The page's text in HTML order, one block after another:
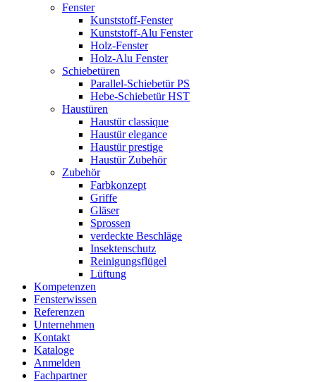
Fenster
Kunststoff-Fenster
Kunststoff-Alu Fenster
Holz-Fenster
Holz-Alu Fenster
Schiebetüren
Parallel-Schiebetür PS
Hebe-Schiebetür HST
Haustüren
Haustür classique
Haustür elegance
Haustür prestige
Haustür Zubehör
Zubehör
Farbkonzept
Griffe
Gläser
Sprossen
verdeckte Beschläge
Insektenschutz
Reinigungsflügel
Lüftung
Kompetenzen
Fensterwissen
Referenzen
Unternehmen
Kontakt
Kataloge
Anmelden
Fachpartner